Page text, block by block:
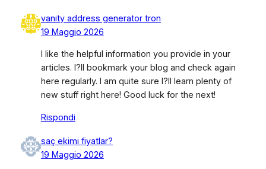
vanity address generator tron
19 Maggio 2026
I like the helpful information you provide in your
articles. I?ll bookmark your blog and check again
here regularly. I am quite sure I?ll learn plenty of
new stuff right here! Good luck for the next!
Rispondi
saç ekimi fiyatlar?
19 Maggio 2026